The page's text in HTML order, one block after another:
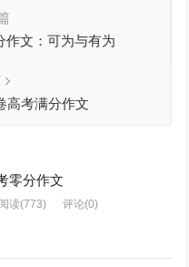
作文：可为与有为
高考满分作文
零分作文
阅读(773) 评论(0)